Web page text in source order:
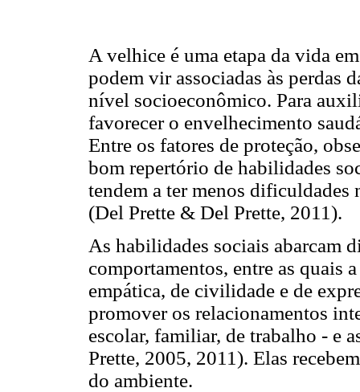
A velhice é uma etapa da vida
podem vir associadas às perdas
nível socioeconômico. Para
favorecer o envelhecimento
Entre os fatores de proteção,
bom repertório de habilidades
tendem a ter menos dificuldades
(Del Prette & Del Prette, 2011).
As habilidades sociais abarcam
comportamentos, entre as quais
empática, de civilidade e de
promover os relacionamentos
escolar, familiar, de trabalho - e
Prette, 2005, 2011). Elas
do ambiente.